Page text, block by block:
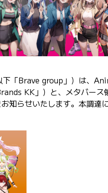
下「Brave group」）は、
KK」）と、メタバース
知らせいたします。本調達